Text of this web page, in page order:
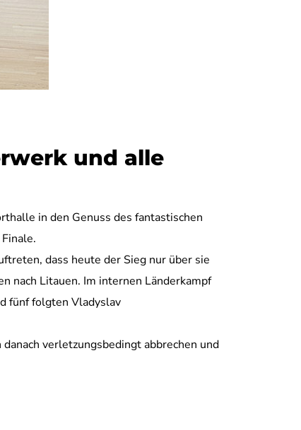
und alle
in den Genuss des fantastischen
dass heute der Sieg nur über sie
nach Litauen. Im internen Länderkampf
fünf folgten Vladyslav
verletzungsbedingt abbrechen und